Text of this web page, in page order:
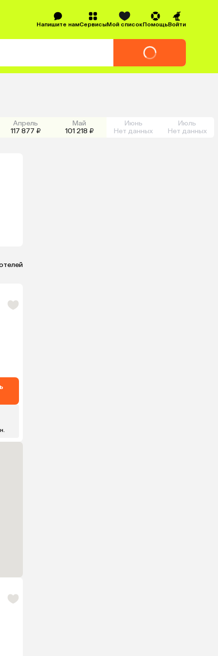
Напишите намСервисыМой списокПомощьВойти
Апрель
117 877 ₽
Май
101 218 ₽
Июнь
Нет данных
Июль
Нет данных